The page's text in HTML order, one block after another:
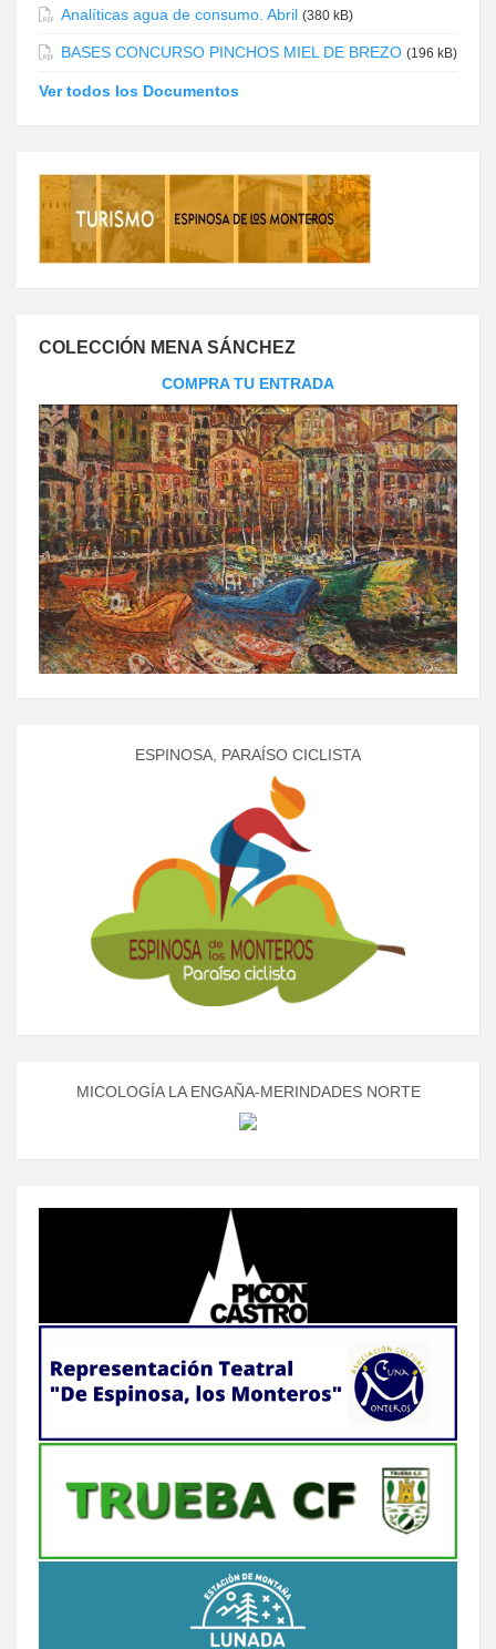
Analíticas agua de consumo. Abril (380 kB)
BASES CONCURSO PINCHOS MIEL DE BREZO (196 kB)
Ver todos los Documentos
COLECCIÓN MENA SÁNCHEZ
COMPRA TU ENTRADA
ESPINOSA, PARAÍSO CICLISTA
MICOLOGÍA LA ENGAÑA-MERINDADES NORTE